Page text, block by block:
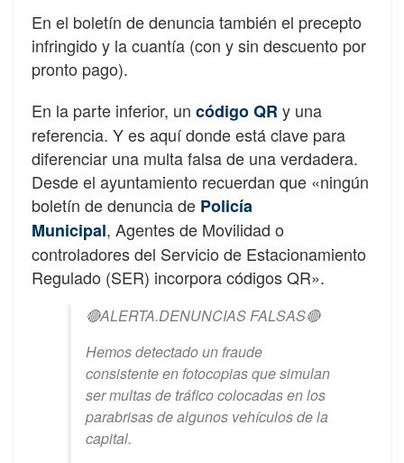
En el boletín de denuncia también el precepto
infringido y la cuantía (con y sin descuento por
pronto pago).
En la parte inferior, un código QRy una
referencia. Y es aquí donde está clave para
diferenciar una multa falsa de una verdadera.
Desde el ayuntamiento recuerdan que «ningún
boletín de denuncia de Policía
Municipal, Agentes de Movilidad o
controladores del Servicio de Estacionamiento
Regulado (SER) incorpora códigos QR».
🔴ALERTA.DENUNCIAS FALSAS🔴
Hemos detectado un fraude
consistente en fotocopias que simulan
ser multas de tráfico colocadas en los
parabrisas de algunos vehículos de la
capital.